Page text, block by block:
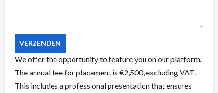
We offer the opportunity to feature you on our platform.
The annual fee for placement is €2,500, excluding VAT.
This includes a professional presentation that ensures